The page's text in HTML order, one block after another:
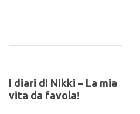
I diari di Nikki – La mia
vita da favola!